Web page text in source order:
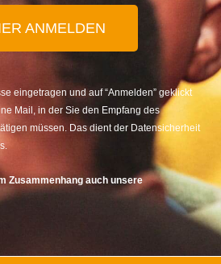
ANMELDEN
eingetragen und auf “Anmelden” geklickt
Mail, in der Sie den Empfang des
müssen. Das dient der Datensicherheit
Zusammenhang auch unsere